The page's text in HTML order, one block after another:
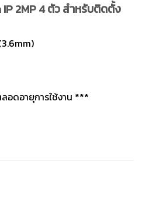
2MP 4 ตัว สำหรับติดตั้ง
อดอายุการใช้งาน ***